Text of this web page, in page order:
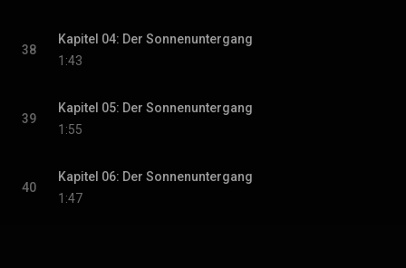
38
Kapitel 04: Der Sonnenuntergang
1:43
39
Kapitel 05: Der Sonnenuntergang
1:55
40
Kapitel 06: Der Sonnenuntergang
1:47